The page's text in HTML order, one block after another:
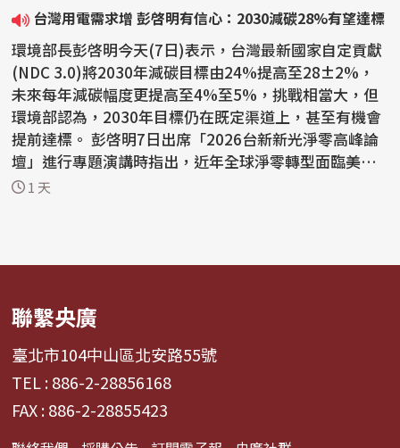
台灣用電需求增 彭啓明有信心：2030減碳28%有望達標
環境部長彭啓明今天(7日)表示，台灣最新國家自定貢獻
(NDC 3.0)將2030年減碳目標由24%提高至28±2%，
未來每年減碳幅度更提高至4%至5%，挑戰相當大，但
環境部認為，2030年目標仍在既定渠道上，甚至有機會
提前達標。 彭啓明7日出席「2026台新新光淨零高峰論
壇」進行專題演講時指出，近年全球淨零轉型面臨美國
退出巴黎協定...
1 天
聯繫央廣
臺北市104中山區北安路55號
TEL : 886-2-28856168
FAX : 886-2-28855423